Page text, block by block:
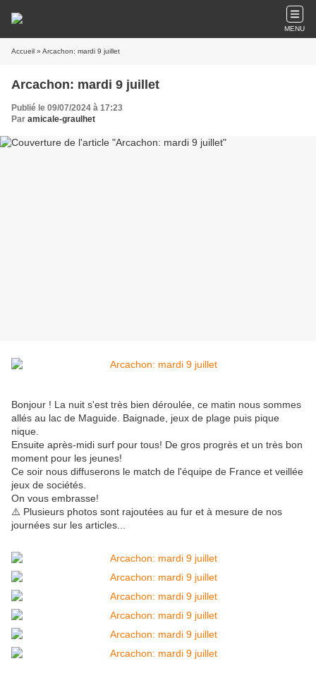
MENU
Accueil » Arcachon: mardi 9 juillet
Arcachon: mardi 9 juillet
Publié le 09/07/2024 à 17:23
Par amicale-graulhet
Bonjour ! La nuit s'est très bien déroulée, ce matin nous sommes
allés au lac de Maguide. Baignade, jeux de plage puis pique
nique.
Ensuite après-midi surf pour tous! De gros progrès et un très bon
moment pour les jeunes!
Ce soir nous diffuserons le match de l'équipe de France et veillée
jeux de sociétés.
On vous embrasse!
⚠️ Plusieurs photos sont rajoutées au fur et à mesure de nos
journées sur les articles...